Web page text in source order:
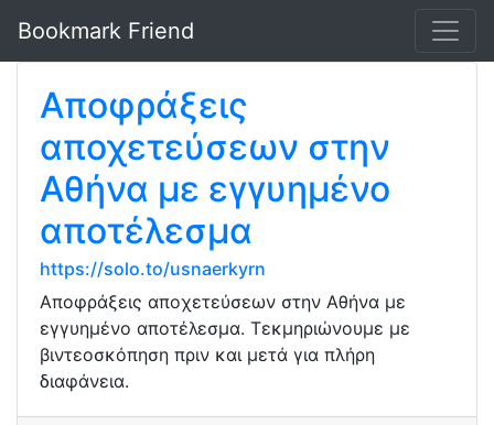
Bookmark Friend
Αποφράξεις
αποχετεύσεων στην
Αθήνα με εγγυημένο
αποτέλεσμα
https://solo.to/usnaerkyrn
Αποφράξεις αποχετεύσεων στην Αθήνα με
εγγυημένο αποτέλεσμα. Τεκμηριώνουμε με
βιντεοσκόπηση πριν και μετά για πλήρη
διαφάνεια.